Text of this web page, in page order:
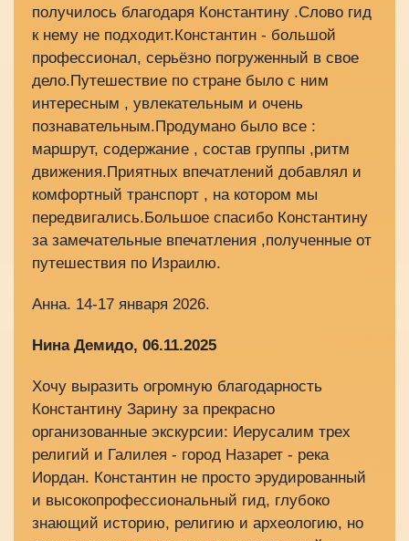
получилось благодаря Константину .Слово гид
к нему не подходит.Константин - большой
профессионал, серьёзно погруженный в свое
дело.Путешествие по стране было с ним
интересным , увлекательным и очень
познавательным.Продумано было все :
маршрут, содержание , состав группы ,ритм
движения.Приятных впечатлений добавлял и
комфортный транспорт , на котором мы
передвигались.Большое спасибо Константину
за замечательные впечатления ,полученные от
путешествия по Израилю.
Анна. 14-17 января 2026.
Нина Демидо, 06.11.2025
Хочу выразить огромную благодарность
Константину Зарину за прекрасно
организованные экскурсии: Иерусалим трех
религий и Галилея - город Назарет - река
Иордан. Константин не просто эрудированный
и высокопрофессиональный гид, глубоко
знающий историю, религию и археологию, но